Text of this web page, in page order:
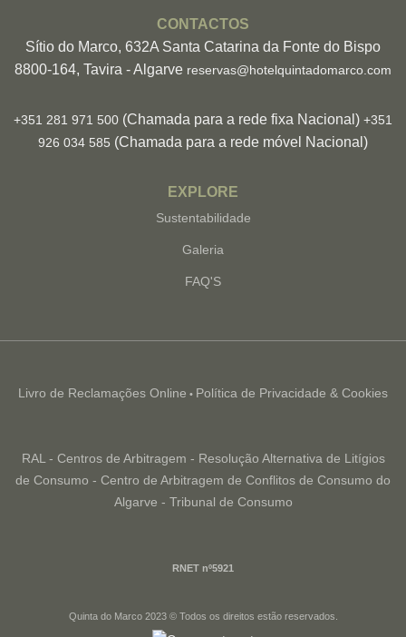
CONTACTOS
Sítio do Marco, 632A Santa Catarina da Fonte do Bispo
8800-164, Tavira - Algarve reservas@hotelquintadomarco.com
+351 281 971 500 (Chamada para a rede fixa Nacional) +351
926 034 585 (Chamada para a rede móvel Nacional)
EXPLORE
Sustentabilidade
Galeria
FAQ'S
Livro de Reclamações Online • Política de Privacidade & Cookies
RAL - Centros de Arbitragem - Resolução Alternativa de Litígios
de Consumo - Centro de Arbitragem de Conflitos de Consumo do
Algarve - Tribunal de Consumo
RNET nº5921
Quinta do Marco 2023 © Todos os direitos estão reservados.